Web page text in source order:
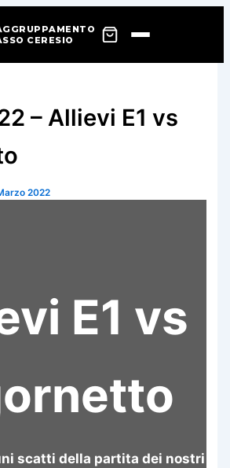
CERESIO
– Allievi E1 vs
2022
E1 vs
scatti della partita dei nostri